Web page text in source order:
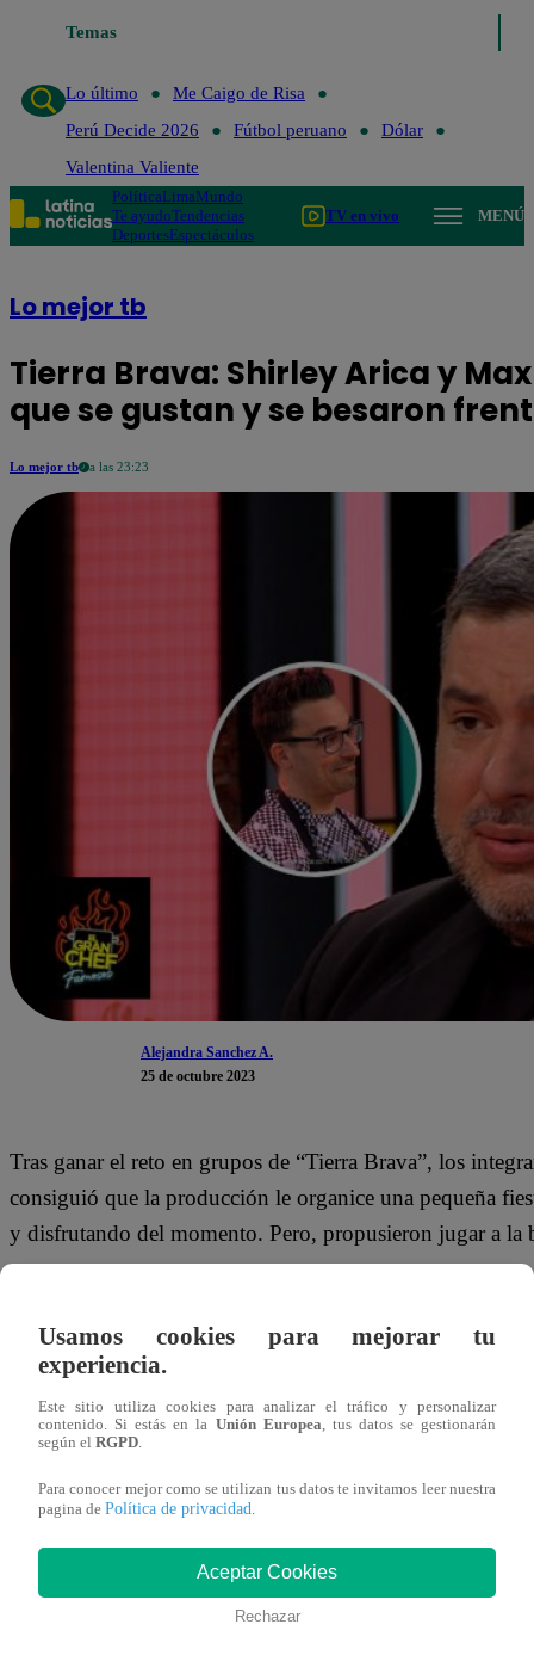
Temas
Lo último
Me Caigo de Risa
Perú Decide 2026
Fútbol peruano
Dólar
Valentina Valiente
PolíticaLimaMundo
Te ayudoTendencias
DeportesEspectáculos
TV en vivo MENÚ
Lo mejor tb
Tierra Brava: Shirley Arica y
que se gustan y se besaron
Lo mejor tb a las 23:23
Alejandra Sanchez A.
25 de octubre 2023
Tras ganar el reto en grupos de “Tierra Brava”, los
consiguió que la producción le organice una pequeña
y disfrutando del momento. Pero, propusieron jugar a
beso a Max Cabezón. Ella no lo dudó y se acercó para
festejaron.
Mira el momento que se vivió en “Tierra Brava”
Usamos cookies para mejorar tu
experiencia.
Este sitio utiliza cookies para analizar el tráfico y personalizar
contenido. Si estás en la Unión Europea, tus datos se gestionarán
según el RGPD.
Para conocer mejor como se utilizan tus datos te invitamos leer nuestra
pagina de Política de privacidad.
Aceptar Cookies
Rechazar